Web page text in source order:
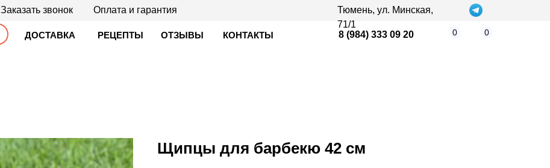
8 (984) 333 09 20
КОНТАКТЫ
ДОСТАВКА РЕЦЕПТЫ ОТЗЫВЫ
Тюмень, ул. Минская,
71/1
0
0
Заказать звонок Оплата и гарантия
Щипцы для барбекю 42 см